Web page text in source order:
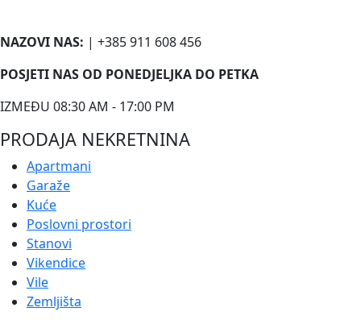
NAZOVI NAS: | +385 911 608 456
POSJETI NAS OD PONEDJELJKA DO PETKA
IZMEĐU 08:30 AM - 17:00 PM
PRODAJA NEKRETNINA
Apartmani
Garaže
Kuće
Poslovni prostori
Stanovi
Vikendice
Vile
Zemljišta